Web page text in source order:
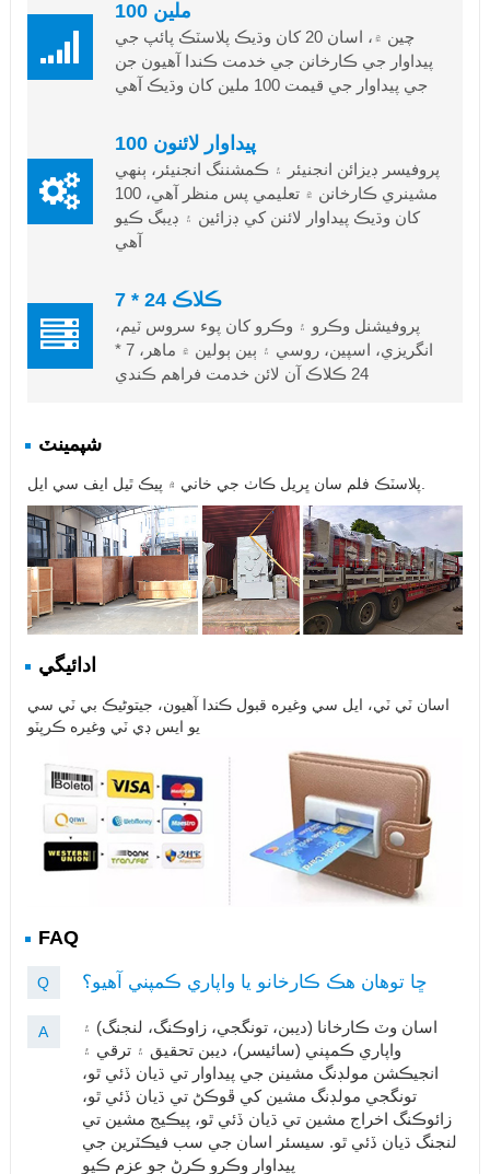
100 ملين
چين ۾، اسان 20 کان وڌيڪ پلاسٽڪ پائپ جي
پيداوار جي ڪارخانن جي خدمت ڪندا آهيون جن
جي پيداوار جي قيمت 100 ملين کان وڌيڪ آهي
100 پيداوار لائنون
پروفيسر ڊيزائن انجنيئر ۽ ڪمشننگ انجنيئر، ٻنهي
مشينري ڪارخانن ۾ تعليمي پس منظر آهي، 100
کان وڌيڪ پيداوار لائنن کي ڊزائين ۽ ڊيبگ ڪيو
آهي
7 * 24 ڪلاڪ
پروفيشنل وڪرو ۽ وڪرو کان پوء سروس ٽيم،
انگريزي، اسپين، روسي ۽ ٻين ٻولين ۾ ماهر، 7 *
24 ڪلاڪ آن لائن خدمت فراهم ڪندي
شپمينٽ
پلاسٽڪ فلم سان ڀريل ڪاٺ جي خاني ۾ پيڪ ٿيل ايف سي ايل.
ادائيگي
اسان ٽي ٽي، ايل سي وغيره قبول ڪندا آهيون، جيتوڻيڪ بي ٽي سي
يو ايس ڊي ٽي وغيره ڪرپٽو
FAQ
Q ڇا توهان هڪ ڪارخانو يا واپاري ڪمپني آهيو؟
A
اسان وٽ ڪارخانا (ديبن، تونگجي، زاوڪنگ، لنجنگ) ۽
واپاري ڪمپني (سائيسر)، ديبن تحقيق ۽ ترقي ۽
انجيڪشن مولڊنگ مشينن جي پيداوار تي ڌيان ڏئي ٿو،
تونگجي مولڊنگ مشين کي ڦوڪڻ تي ڌيان ڏئي ٿو،
زائوڪنگ اخراج مشين تي ڌيان ڏئي ٿو، پيڪيج مشين تي
لنجنگ ڌيان ڏئي ٿو. سيسئر اسان جي سب فيڪٽرين جي
پيداوار وڪرو ڪرڻ جو عزم ڪيو